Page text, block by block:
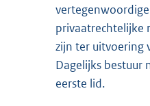
privaatrechtelijke
zijn ter uitvoering
Dagelijks bestuur
eerste lid.